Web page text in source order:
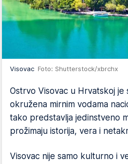
Visovac Foto: Shutterstock/xbrchx
Ostrvo Visovac u Hrvatskoj je
okružena mirnim vodama
tako predstavlja jedinstveno
prožimaju istorija, vera i
Visovac nije samo kulturno i